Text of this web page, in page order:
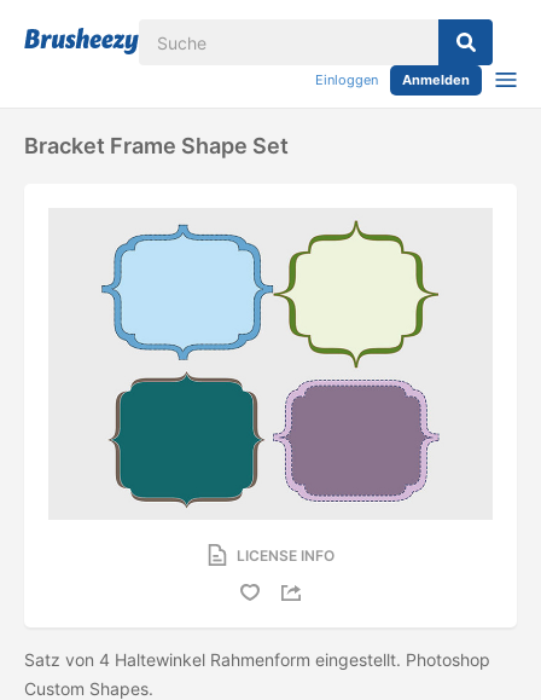
Einloggen Anmelden
Bracket Frame Shape Set
LICENSE INFO
Satz von 4 Haltewinkel Rahmenform eingestellt. Photoshop
Custom Shapes.